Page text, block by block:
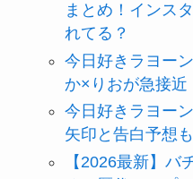
まとめ！インス
れてる？
今日好きラヨー
か×りおが急接近
今日好きラヨー
矢印と告白予想
【2026最新】バ